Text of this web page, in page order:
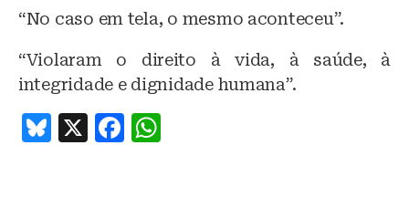
“No caso em tela, o mesmo aconteceu”.
“Violaram o direito à vida, à saúde, à
integridade e dignidade humana”.
B
X
F